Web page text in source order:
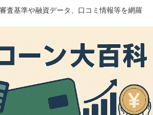
査基準や融資データ、口コミ情報等を網羅